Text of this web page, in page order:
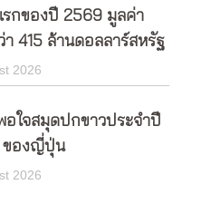
รกของปี 2569 มูลค่า
า 415 ล้านดอลลาร์สหรัฐ
2026
อใจสมุดปกขาวประจำปี
ของญี่ปุ่น
2026